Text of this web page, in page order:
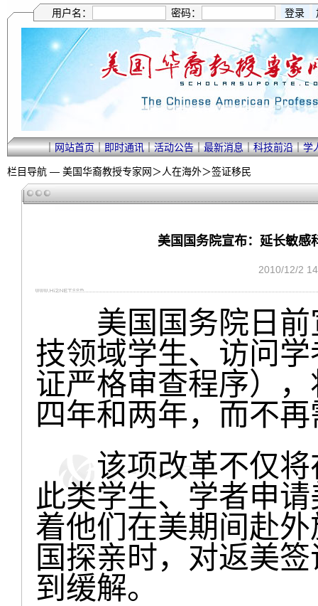
用户名： 密码：
｜网站首页｜即时通讯｜活动公告｜最新消息｜科技前沿｜学
栏目导航 — 美国华裔教授专家网＞人在海外＞签证移民
美国国务院宣布：延长敏感
2010/12/2
美国国务院日前
技领域学生、访问学
证严格审查程序）
四年和两年，而不
该项改革不仅将
此类学生、学者申
着他们在美期间赴
国探亲时，对返美
到缓解。